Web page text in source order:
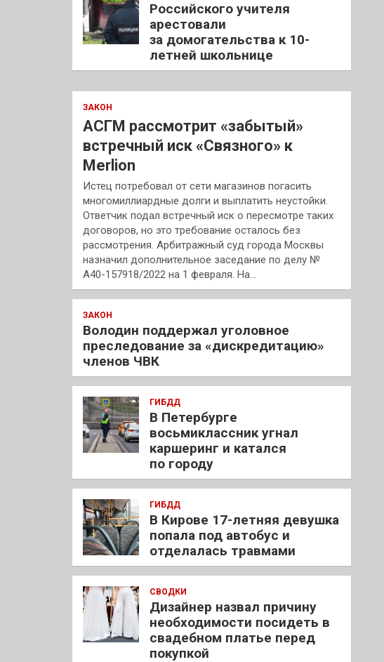
Российского учителя
арестовали
за домогательства к 10-
летней школьнице
ЗАКОН
АСГМ рассмотрит «забытый»
встречный иск «Связного» к
Merlion
Истец потребовал от сети магазинов погасить
многомиллиардные долги и выплатить неустойки.
Ответчик подал встречный иск о пересмотре таких
договоров, но это требование осталось без
рассмотрения. Арбитражный суд города Москвы
назначил дополнительное заседание по делу №
А40-157918/2022 на 1 февраля. На…
ЗАКОН
Володин поддержал уголовное
преследование за «дискредитацию»
членов ЧВК
ГИБДД
В Петербурге
восьмиклассник угнал
каршеринг и катался
по городу
ГИБДД
В Кирове 17-летняя девушка
попала под автобус и
отделалась травмами
СВОДКИ
Дизайнер назвал причину
необходимости посидеть в
свадебном платье перед
покупкой